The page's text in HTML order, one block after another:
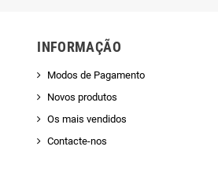
INFORMAÇÃO
Modos de Pagamento
Novos produtos
Os mais vendidos
Contacte-nos